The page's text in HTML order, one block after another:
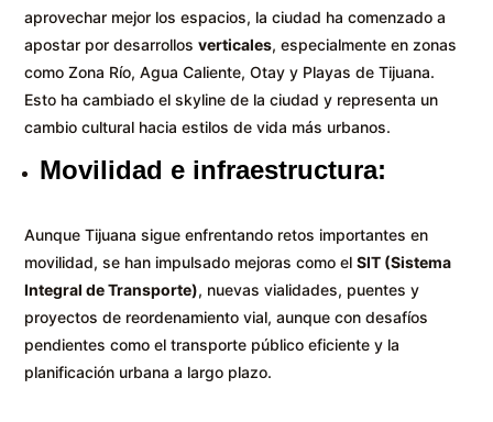
aprovechar mejor los espacios, la ciudad ha comenzado a
apostar por desarrollosverticales, especialmente en zonas
como Zona Río, Agua Caliente, Otay y Playas de Tijuana.
Esto ha cambiado el skyline de la ciudad y representa un
cambio cultural hacia estilos de vida más urbanos.
Movilidad e infraestructura:
Aunque Tijuana sigue enfrentando retos importantes en
movilidad, se han impulsado mejoras como elSIT (Sistema
Integral de Transporte), nuevas vialidades, puentes y
proyectos de reordenamiento vial, aunque con desafíos
pendientes como el transporte público eficiente y la
planificación urbana a largo plazo.